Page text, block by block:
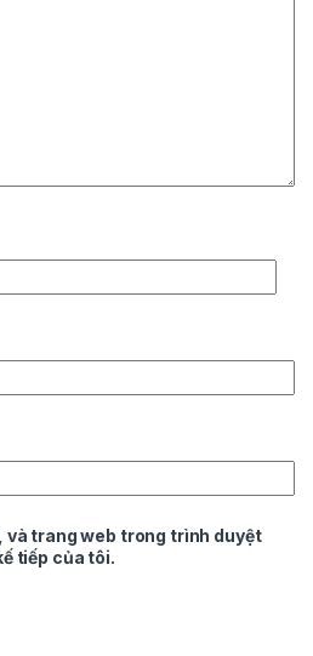
và trang web trong trình duyệt
tiếp của tôi.